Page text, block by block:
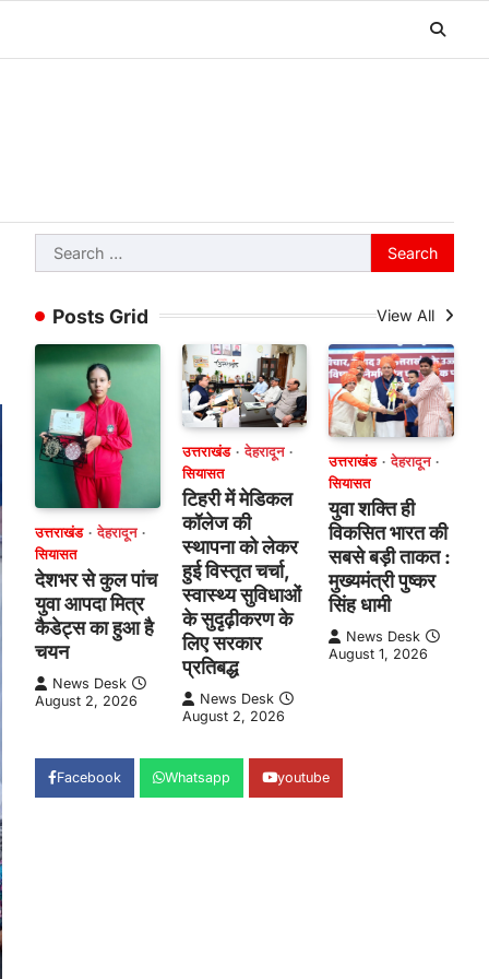
Search
for:
Posts Grid View All
उत्तराखंड
देहरादून
सियासत
देशभर से कुल पांच
युवा आपदा मित्र
कैडेट्स का हुआ है
चयन
News Desk
August 2, 2026
उत्तराखंड
देहरादून
सियासत
टिहरी में मेडिकल
कॉलेज की
स्थापना को लेकर
हुई विस्तृत चर्चा,
स्वास्थ्य सुविधाओं
के सुदृढ़ीकरण के
लिए सरकार
प्रतिबद्ध
News Desk
August 2, 2026
उत्तराखंड
देहरादून
सियासत
युवा शक्ति ही
विकसित भारत की
सबसे बड़ी ताकत :
मुख्यमंत्री पुष्कर
सिंह धामी
News Desk
August 1, 2026
Facebook Whatsapp youtube